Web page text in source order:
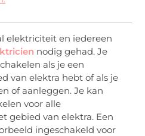
elektriciteit en iedereen
nodig gehad. Je
als je een
van elektra hebt of als je
of aanleggen. Je kan
voor alle
gebied van elektra. Een
ingeschakeld voor